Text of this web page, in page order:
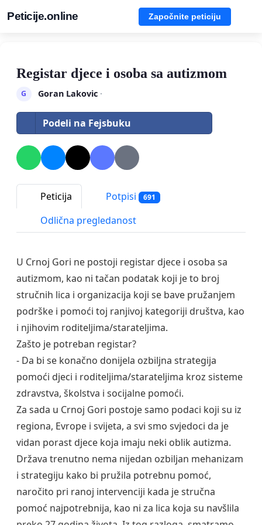
Peticije.online Započnite peticiju
Registar djece i osoba sa autizmom
G Goran Lakovic·
Podeli na Fejsbuku
Peticija Potpisi 691
Odlična pregledanost
U Crnoj Gori ne postoji registar djece i osoba sa
autizmom, kao ni tačan podatak koji je to broj
stručnih lica i organizacija koji se bave pružanjem
podrške i pomoći toj ranjivoj kategoriji društva, kao
i njihovim roditeljima/starateljima.
Zašto je potreban registar?
- Da bi se konačno donijela ozbiljna strategija
pomoći djeci i roditeljima/starateljima kroz sisteme
zdravstva, školstva i socijalne pomoći.
Za sada u Crnoj Gori postoje samo podaci koji su iz
regiona, Evrope i svijeta, a svi smo svjedoci da je
vidan porast djece koja imaju neki oblik autizma.
Država trenutno nema nijedan ozbiljan mehanizam
i strategiju kako bi pružila potrebnu pomoć,
naročito pri ranoj intervenciji kada je stručna
pomoć najpotrebnija, kao ni za lica koja su navšlila